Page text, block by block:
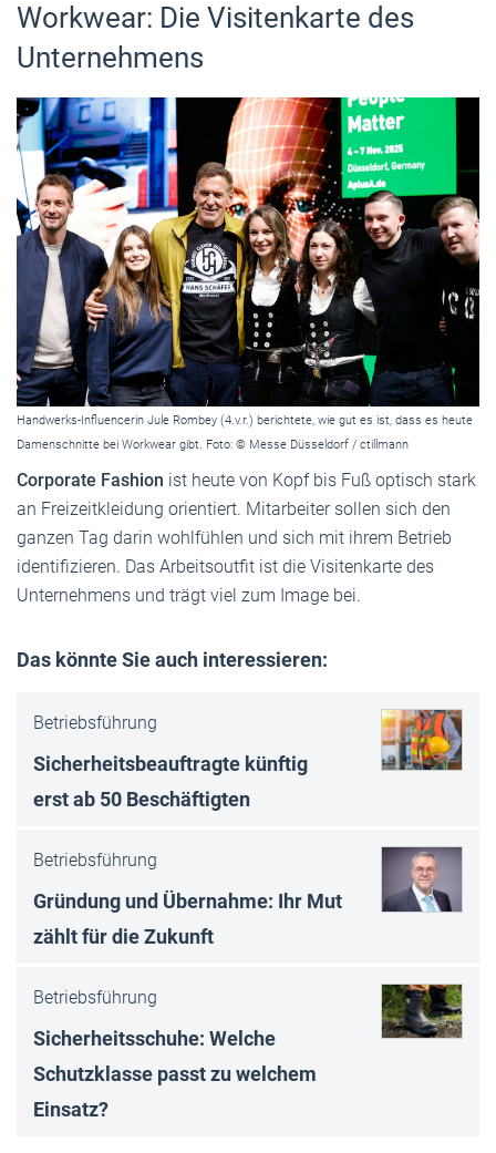
Workwear: Die Visitenkarte des
Unternehmens
Handwerks-Influencerin Jule Rombey (4.v.r.) berichtete, wie gut es ist, dass es heute
Damenschnitte bei Workwear gibt. Foto: © Messe Düsseldorf / ctillmann
Corporate Fashion ist heute von Kopf bis Fuß optisch stark
an Freizeitkleidung orientiert. Mitarbeiter sollen sich den
ganzen Tag darin wohlfühlen und sich mit ihrem Betrieb
identifizieren. Das Arbeitsoutfit ist die Visitenkarte des
Unternehmens und trägt viel zum Image bei.
Das könnte Sie auch interessieren:
Betriebsführung
Sicherheitsbeauftragte künftig
erst ab 50 Beschäftigten
Betriebsführung
Gründung und Übernahme: Ihr Mut
zählt für die Zukunft
Betriebsführung
Sicherheitsschuhe: Welche
Schutzklasse passt zu welchem
Einsatz?